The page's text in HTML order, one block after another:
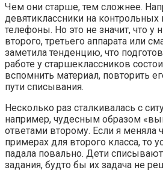
Чем они старше, тем сложнее.
девятиклассники на
телефоны. Но это не значит, что у
второго, третьего аппарата или
заметила тенденцию, что
работе у старшеклассников
вспомнить материал, повторить
пути списывания.
Несколько раз сталкивалась с
например, чудесным образом
ответами второму. Если я меняла
примерах для второго класса, то
падала повально. Дети
задания, будто бы их задача не